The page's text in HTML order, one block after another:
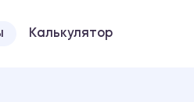
Калькулятор